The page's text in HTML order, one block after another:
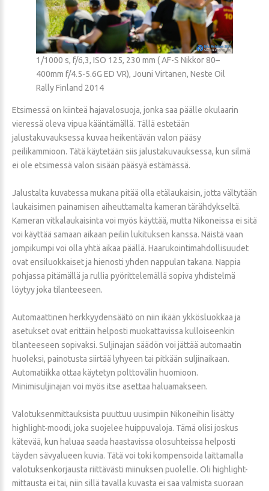
1/1000 s, f/6,3, ISO 125, 230 mm ( AF-S Nikkor 80–
400mm f/4.5-5.6G ED VR), Jouni Virtanen, Neste Oil
Rally Finland 2014
Etsimessä on kiinteä hajavalosuoja, jonka saa päälle okulaarin
vieressä oleva vipua kääntämällä. Tällä estetään
jalustakuvauksessa kuvaa heikentävän valon pääsy
peilikammioon. Tätä käytetään siis jalustakuvauksessa, kun silmä
ei ole etsimessä valon sisään pääsyä estämässä.
Jalustalta kuvatessa mukana pitää olla etälaukaisin, jotta vältytään
laukaisimen painamisen aiheuttamalta kameran tärähdykseltä.
Kameran vitkalaukaisinta voi myös käyttää, mutta Nikoneissa ei sitä
voi käyttää samaan aikaan peilin lukituksen kanssa. Näistä vaan
jompikumpi voi olla yhtä aikaa päällä. Haarukointimahdollisuudet
ovat ensiluokkaiset ja hienosti yhden nappulan takana. Nappia
pohjassa pitämällä ja rullia pyörittelemällä sopiva yhdistelmä
löytyy joka tilanteeseen.
Automaattinen herkkyydensäätö on niin ikään ykkösluokkaa ja
asetukset ovat erittäin helposti muokattavissa kulloiseenkin
tilanteeseen sopivaksi. Suljinajan säädön voi jättää automaatin
huoleksi, painotusta siirtää lyhyeen tai pitkään suljinaikaan.
Automatiikka ottaa käytetyn polttovälin huomioon.
Minimisuljinajan voi myös itse asettaa haluamakseen.
Valotuksenmittauksista puuttuu uusimpiin Nikoneihin lisätty
highlight-moodi, joka suojelee huippuvaloja. Tämä olisi joskus
kätevää, kun haluaa saada haastavissa olosuhteissa helposti
täyden sävyalueen kuvia. Tätä voi toki kompensoida laittamalla
valotuksenkorjausta riittävästi miinuksen puolelle. Oli highlight-
mittausta ei tai, niin sillä tavalla kuvasta ei saa valmista suoraan